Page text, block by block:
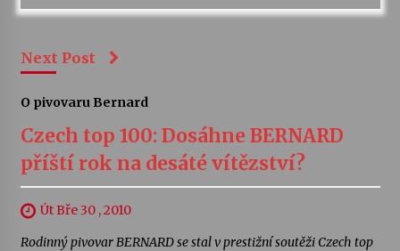
Next Post
O pivovaru Bernard
Czech top 100: Dosáhne BERNARD
příští rok na desáté vítězství?
Út Bře 30 , 2010
Rodinný pivovar BERNARD se stal v prestižní soutěži Czech top